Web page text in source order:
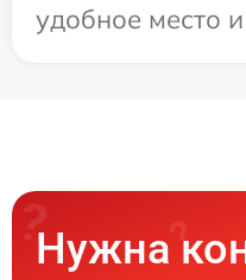
удобное место
Нужна